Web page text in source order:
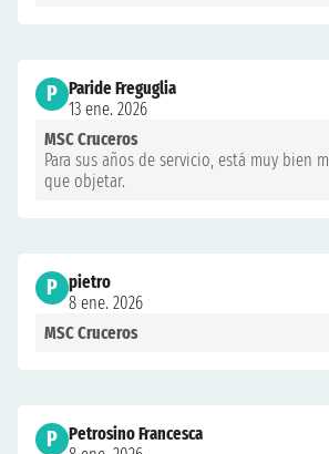
P Paride Freguglia
13 ene. 2026
MSC Cruceros
Para sus años de servicio, está muy bien
que objetar.
P pietro
8 ene. 2026
MSC Cruceros
P Petrosino Francesca